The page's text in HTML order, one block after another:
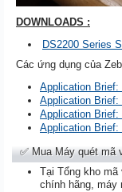
DOWNLOADS :
DS2200 Series
Các ứng dụng của
Application Brief:
Application
Application Brief:
Application Brief:
✅ Mua Máy quét mã
Tại Tổng kho mã
chính hãng, máy